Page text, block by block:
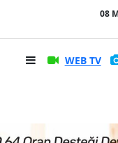
08
WEB TV